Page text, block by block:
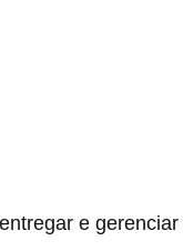
e gerenciar